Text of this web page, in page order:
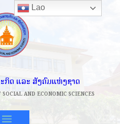
ກິດ ແລະ ສັງຄົມແຫ່ງຊາດ
AND ECONOMIC SCIENCES
Lao